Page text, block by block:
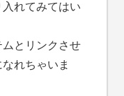
れてみてはい
とリンクさせ
れちゃいま